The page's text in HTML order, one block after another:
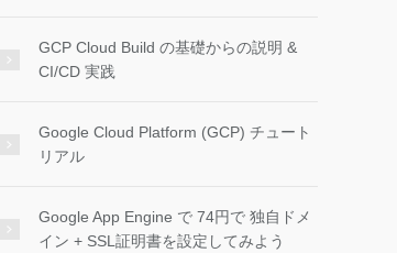
GCP Cloud Build の基礎からの説明 &
CI/CD 実践
Google Cloud Platform (GCP) チュート
リアル
Google App Engine で 74円で 独自ドメ
イン + SSL証明書を設定してみよう